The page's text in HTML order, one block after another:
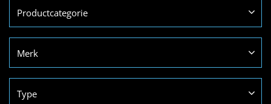
Productcategorie
Merk
Type